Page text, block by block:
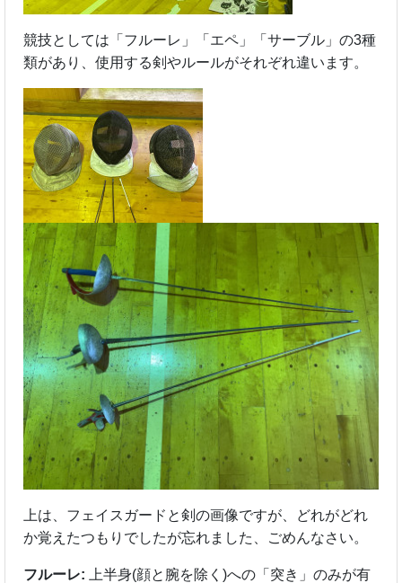
競技としては「フルーレ」「エペ」「サーブル」の3種
類があり、使用する剣やルールがそれぞれ違います。
上は、フェイスガードと剣の画像ですが、どれがどれ
か覚えたつもりでしたが忘れました、ごめんなさい。
フルーレ:
上半身(顔と腕を除く)への「突き」のみが有